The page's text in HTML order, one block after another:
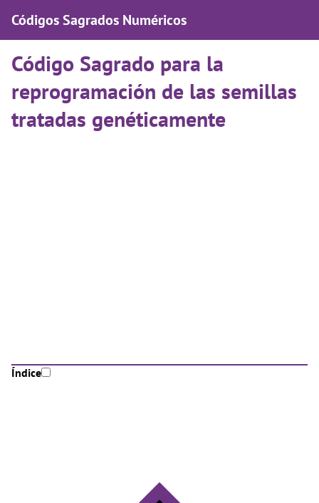
Códigos Sagrados Numéricos
Código Sagrado para la
reprogramación de las semillas
tratadas genéticamente
Índice